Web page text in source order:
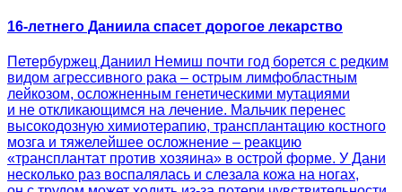
16-летнего Даниила спасет дорогое лекарство
Петербуржец Даниил Немиш почти год борется с редким
видом агрессивного рака – острым лимфобластным
лейкозом, осложненным генетическими мутациями
и не откликающимся на лечение. Мальчик перенес
высокодозную химиотерапию, трансплантацию костного
мозга и тяжелейшее осложнение – реакцию
«трансплантат против хозяина» в острой форме. У Дани
несколько раз воспалялась и слезала кожа на ногах,